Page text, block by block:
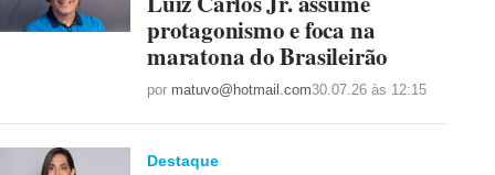
protagonismo e foca na
maratona do Brasileirão
por matuvo@hotmail.com30.07.26 às 12:15
Destaque